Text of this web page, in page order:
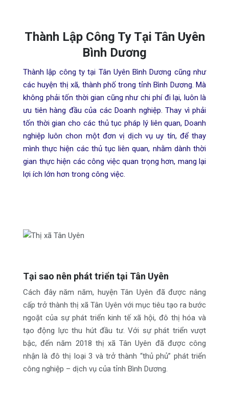
Thành Lập Công Ty Tại Tân Uyên
Bình Dương
Thành lập công ty tại Tân Uyên Bình Dương cũng như
các huyện thị xã, thành phố trong tỉnh Bình Dương. Mà
không phải tốn thời gian cũng như chi phí đi lại, luôn là
ưu tiên hàng đầu của các Doanh nghiệp. Thay vì phải
tốn thời gian cho các thủ tục pháp lý liên quan, Doanh
nghiệp luôn chon một đơn vị dịch vụ uy tín, để thay
mình thực hiện các thủ tục liên quan, nhằm dành thời
gian thực hiện các công việc quan trọng hơn, mang lại
lợi ích lớn hơn trong công việc.
Tại sao nên phát triển tại Tân Uyên
Cách đây năm năm, huyện Tân Uyên đã được nâng
cấp trở thành thị xã Tân Uyên với mục tiêu tạo ra bước
ngoặt của sự phát triển kinh tế xã hội, đô thị hóa và
tạo động lực thu hút đầu tư. Với sự phát triển vượt
bậc, đến năm 2018 thị xã Tân Uyên đã được công
nhận là đô thị loại 3 và trở thành “thủ phủ” phát triển
công nghiệp – dịch vụ của tỉnh Bình Dương.